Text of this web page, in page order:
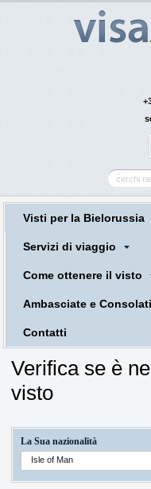
Visti per la Bielorussia
Servizi di viaggio
Come ottenere il visto
Ambasciate e Consolati
Contatti
Verifica se è
visto
La Sua nazionalità
Isle of Man